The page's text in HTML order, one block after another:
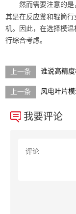
然而需要注意的是
其是在反应釜和辊筒
机。因此，在选择模
行综合考虑。
谁说高精
风电叶片
我要评论